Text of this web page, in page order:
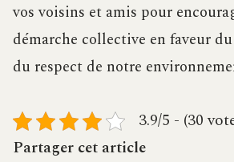
vos voisins et amis pour
démarche collective en faveur
du respect de notre
3.9/5 - (30
Partager cet article